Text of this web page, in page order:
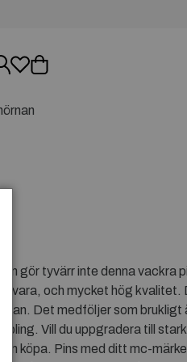
gör tyvärr inte denna vackra
vara, och mycket hög kvalitet.
Det medföljer som brukligt
Vill du uppgradera till
köpa. Pins med ditt mc-